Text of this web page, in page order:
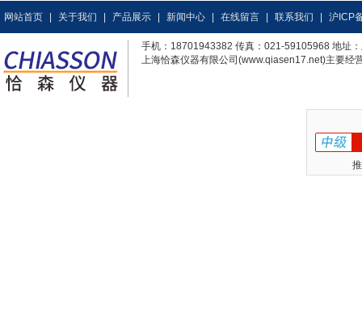
网站首页 关于我们 产品展示 新闻中心 在线留言 联系我们 沪ICP
手机：18701943382 传真：021-59105968 地址
上海恰森仪器有限公司(www.qiasen17.net)主要经